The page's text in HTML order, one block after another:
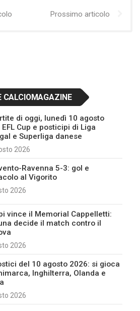
Prossimo articolo
CALCIOMAGAZINE
di oggi, lunedì 10 agosto
EFL Cup e posticipi di Liga
e Superliga danese
2026
Ravenna 5-3: gol e
al Vigorito
2026
vince il Memorial Cappelletti:
decide il match contro il
2026
del 10 agosto 2026: si gioca
Inghilterra, Olanda e
2026